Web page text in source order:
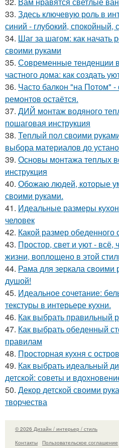
33. Здесь ключевую роль в
синий - глубокий, спокойный,
34. Шаг за шагом: как начать
своими руками
35. Современные тенденции
частного дома: как создать
36. Часто балкон "на Потом"
ремонтов остаётся.
37. ДИЙ монтаж водяного
пошаговая инструкция
38. Теплый пол своими
выбора материалов до
39. Основы монтажа теплых
инструкция
40. Обожаю людей, которые
своими руками.
41. Идеальные размеры
человек
42. Какой размер обеденного
43. Простор, свет и уют -
жизни, воплощено в этой
44. Рама для зеркала своими
душой!
45. Идеальное сочетание:
текстуры в интерьере кухни.
46. Как выбрать правильный
47. Как выбрать обеденный
правилам
48. Просторная кухня с
49. Как выбрать идеальный
детской: советы и
50. Декор детской своими
творчества
© 2026 Дизайн / интерьер / стиль
Контакты
Пользовательское соглашение